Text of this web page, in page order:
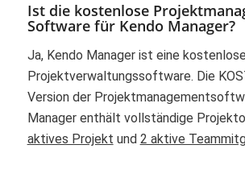
Ist die kostenlose
Software für Kendo Manager?
Ja, Kendo Manager ist eine kostenlose
Projektverwaltungssoftware. Die
Version der
Manager enthält vollständige
aktives Projekt und 2 aktive